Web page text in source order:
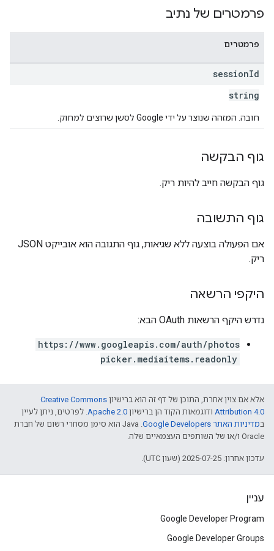
פרמטרים של נתיב
פרמטרים
sessionId
string
חובה. המזהה שנוצר על ידי Google לסשן שרוצים למחוק.
גוף הבקשה
גוף הבקשה חייב להיות ריק.
גוף התשובה
אם הפעולה בוצעה ללא שגיאות, גוף התגובה הוא אובייקט JSON
ריק.
היקפי הרשאה
נדרש היקף הרשאות OAuth הבא:
https://www.googleapis.com/auth/photos
picker.mediaitems.readonly
אלא אם צוין אחרת, התוכן של דף זה הוא ברישיון Creative Commons
Attribution 4.0 ודוגמאות הקוד הן ברישיון Apache 2.0. לפרטים, ניתן לעיין
במדיניות האתר Google Developers‏
.‏ Java הוא סימן מסחרי רשום של חברת
Oracle ו/או של השותפים העצמאיים שלה.
עדכון אחרון: 2025-07-25 (שעון UTC).
עניין
Google Developer Program
Google Developer Groups